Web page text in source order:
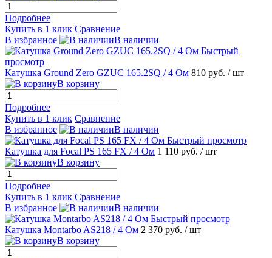
Подробнее
Купить в 1 клик Сравнение
В избранное
В наличии
Быстрый
просмотр
Катушка Ground Zero GZUC 165.2SQ / 4 Ом 810 руб. / шт
В корзину
Подробнее
Купить в 1 клик Сравнение
В избранное
В наличии
Быстрый просмотр
Катушка для Focal PS 165 FX / 4 Ом 1 110 руб. / шт
В корзину
Подробнее
Купить в 1 клик Сравнение
В избранное
В наличии
Быстрый просмотр
Катушка Montarbo AS218 / 4 Ом 2 370 руб. / шт
В корзину